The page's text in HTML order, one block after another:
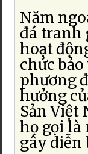
Năm
đá tranh
hoạt
chức
phương
hưởng
Sản Việt
họ gọi là
gây diễn